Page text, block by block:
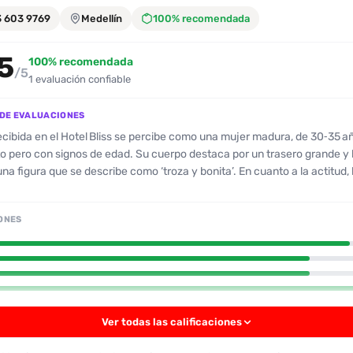
603 9769 Medellín 100% recomendada
/5
100% recomendada
1 evaluación confiable
EVALUACIONES
en el Hotel Bliss se percibe como una mujer madura, de 30‑35
pero con signos de edad. Su cuerpo destaca por un trasero grande y
figura que se describe como ‘troza y bonita’. En cuanto a la actitud,
muestra una actitud muy amable y receptiva, calificándose con 5
lo que le valió calificaciones de 5 estrellas en ambas áreas.
la escort ofrece sexo “al natural” con una buena higiene, lo que le da
quienes prefieren esa opción. No se menciona ningún aspecto
apunta a una experiencia satisfactoria y bien recibida. En resumen,
una opción atractiva para quienes buscan una compañía madura,
rendimiento sexual destacado, y un trato cordial y atento.
Ver todas las calificaciones